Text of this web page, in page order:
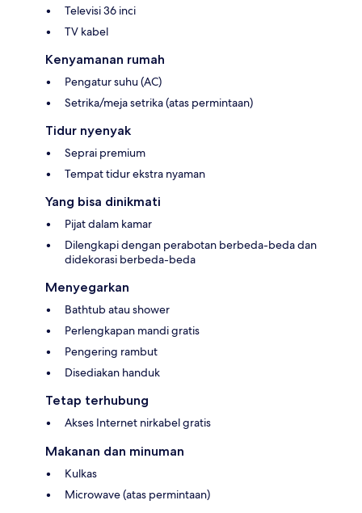
Televisi 36 inci
TV kabel
Kenyamanan rumah
Pengatur suhu (AC)
Setrika/meja setrika (atas permintaan)
Tidur nyenyak
Seprai premium
Tempat tidur ekstra nyaman
Yang bisa dinikmati
Pijat dalam kamar
Dilengkapi dengan perabotan berbeda-beda dan
didekorasi berbeda-beda
Menyegarkan
Bathtub atau shower
Perlengkapan mandi gratis
Pengering rambut
Disediakan handuk
Tetap terhubung
Akses Internet nirkabel gratis
Makanan dan minuman
Kulkas
Microwave (atas permintaan)